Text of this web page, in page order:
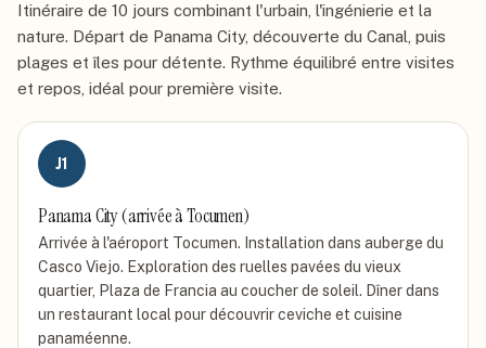
Itinéraire de 10 jours combinant l'urbain, l'ingénierie et la
nature. Départ de Panama City, découverte du Canal, puis
plages et îles pour détente. Rythme équilibré entre visites
et repos, idéal pour première visite.
J1
Panama City (arrivée à Tocumen)
Arrivée à l'aéroport Tocumen. Installation dans auberge du
Casco Viejo. Exploration des ruelles pavées du vieux
quartier, Plaza de Francia au coucher de soleil. Dîner dans
un restaurant local pour découvrir ceviche et cuisine
panaméenne.